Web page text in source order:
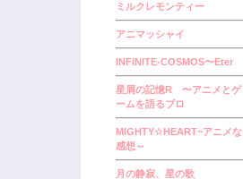
ミルクレモンティー
アニマッシャイ
INFINITE-COSMOS〜Eter
星屑の記憶R 〜アニメとゲ
ームを語るブロ
MIGHTY☆HEART~アニメな
感想～
月の静寂、星の歌